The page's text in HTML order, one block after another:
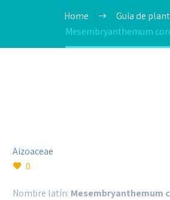
Home
Guia de
Mesembryanthemum
Aizoaceae
0
Nombre latín: Mesembryanthemum